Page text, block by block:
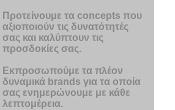
Προτείνουμε τα concepts που
αξιοποιούν τις δυνατότητές
σας και καλύπτουν τις
προσδοκίες σας.
Εκπροσωπούμε τα πλέον
δυναμικά brands για τα οποία
σας ενημερώνουμε με κάθε
λεπτομέρεια.